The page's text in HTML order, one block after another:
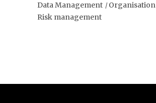
Data Management
Organisation
Risk management